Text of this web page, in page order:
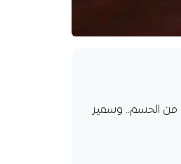
من الحسم.. وسمير